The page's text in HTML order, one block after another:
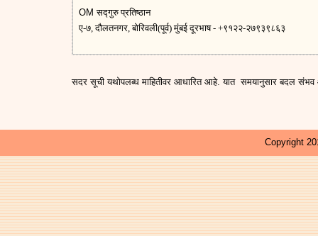
OMसद्गुरु प्रतिष्ठान
ए-७, दौलतनगर, बोरिवली(पूर्व) मुंबई दूरभाष - +९१२२-२७९३९८६३
सदर सूची यथोपलब्ध माहितीवर आधारित आहे.यातसमयानुसार बदल
Copyright